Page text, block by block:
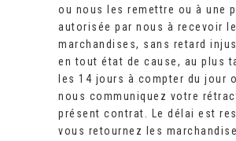
ou nous les remettre ou à une
autorisée par nous à recevoir
marchandises, sans retard
en tout état de cause, au plus
les 14 jours à compter du jour
nous communiquez votre
présent contrat. Le délai est
vous retournez les